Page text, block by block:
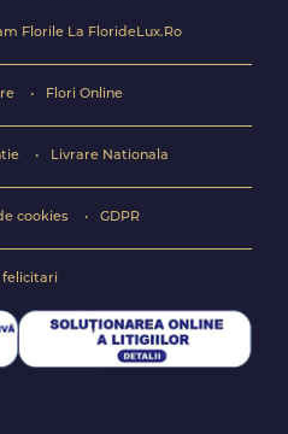
Florile La FlorideLux.Ro
Flori Online
Livrare Nationala
cookies GDPR
felicitari